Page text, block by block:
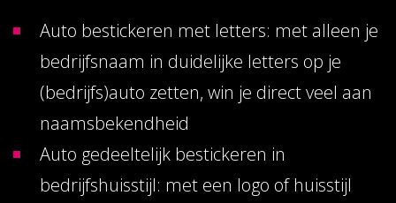
Auto bestickeren met letters: met alleen je
bedrijfsnaam in duidelijke letters op je
(bedrijfs)auto zetten, win je direct veel aan
naamsbekendheid
Auto gedeeltelijk bestickeren in
bedrijfshuisstijl: met een logo of huisstijl